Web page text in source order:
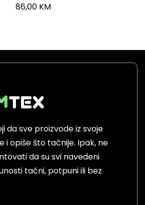
86,00 KM
da sve proizvode iz svoje
i opiše što tačnije. Ipak, ne
da su svi navedeni
tačni, potpuni ili bez